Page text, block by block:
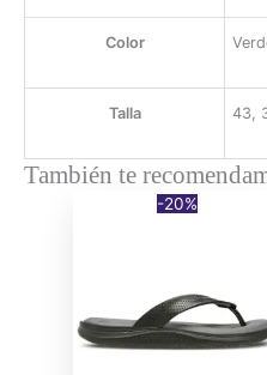
Color
Talla 43,
También te
-20%